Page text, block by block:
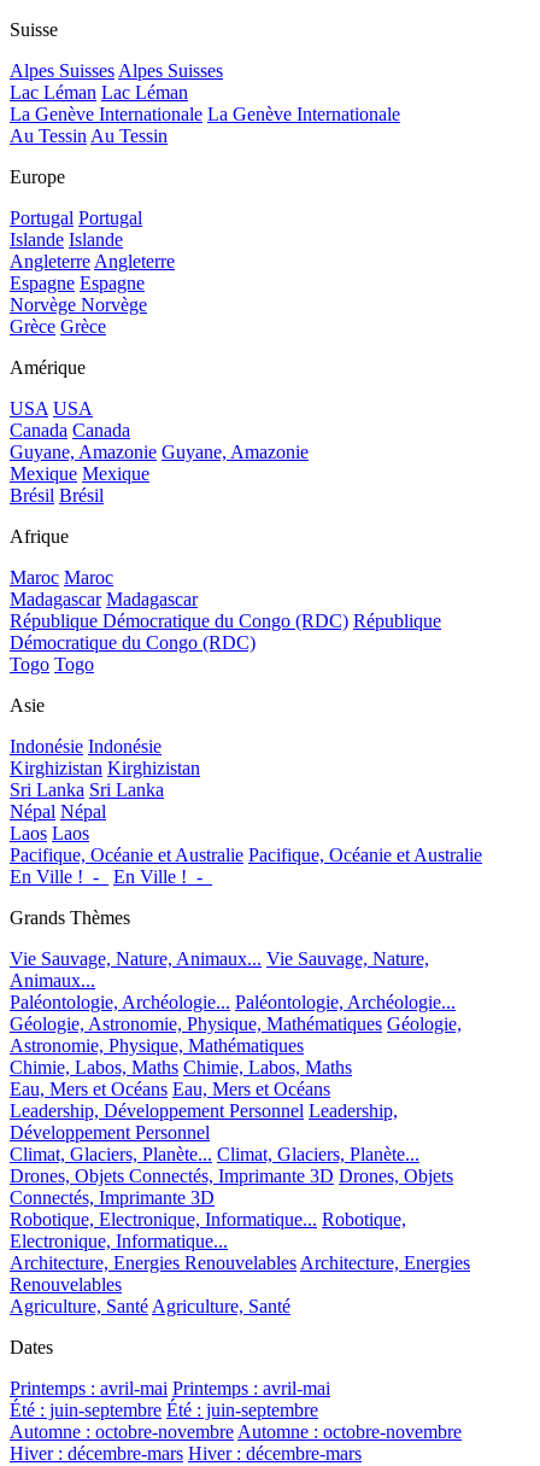
Suisse
Alpes Suisses Alpes Suisses
Lac Léman Lac Léman
La Genève Internationale La Genève Internationale
Au Tessin Au Tessin
Europe
Portugal Portugal
Islande Islande
Angleterre Angleterre
Espagne Espagne
Norvège Norvège
Grèce Grèce
Amérique
USA USA
Canada Canada
Guyane, Amazonie Guyane, Amazonie
Mexique Mexique
Brésil Brésil
Afrique
Maroc Maroc
Madagascar Madagascar
République Démocratique du Congo (RDC) République
Démocratique du Congo (RDC)
Togo Togo
Asie
Indonésie Indonésie
Kirghizistan Kirghizistan
Sri Lanka Sri Lanka
Népal Népal
Laos Laos
Pacifique, Océanie et Australie Pacifique, Océanie et Australie
En Ville !_-_
En Ville !_-_
Grands Thèmes
Vie Sauvage, Nature, Animaux... Vie Sauvage, Nature,
Animaux...
Paléontologie, Archéologie... Paléontologie, Archéologie...
Géologie, Astronomie, Physique, Mathématiques Géologie,
Astronomie, Physique, Mathématiques
Chimie, Labos, Maths Chimie, Labos, Maths
Eau, Mers et Océans Eau, Mers et Océans
Leadership, Développement Personnel Leadership,
Développement Personnel
Climat, Glaciers, Planète... Climat, Glaciers, Planète...
Drones, Objets Connectés, Imprimante 3D Drones, Objets
Connectés, Imprimante 3D
Robotique, Electronique, Informatique... Robotique,
Electronique, Informatique...
Architecture, Energies Renouvelables Architecture, Energies
Renouvelables
Agriculture, Santé Agriculture, Santé
Dates
Printemps : avril-mai Printemps : avril-mai
Été : juin-septembre Été : juin-septembre
Automne : octobre-novembre Automne : octobre-novembre
Hiver : décembre-mars Hiver : décembre-mars